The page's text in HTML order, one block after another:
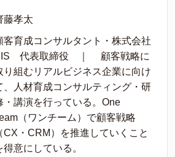
藤孝太
客育成コンサルタント・株式会社
代表取締役 ｜ 顧客戦略に
り組むリアルビジネス企業に向け
、人材育成コンサルティング・研
・講演を行っている。One
（ワンチーム）で顧客戦略
CX・CRM）を推進していくこと
得意にしている。